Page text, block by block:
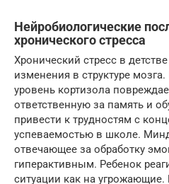
Нейробиологические
хронического стресса
Хронический стресс в
изменения в структуре
уровень кортизола
ответственную за память и
привести к трудностям с
успеваемостью в школе.
отвечающее за обработку
гиперактивным. Ребенок
ситуации как на